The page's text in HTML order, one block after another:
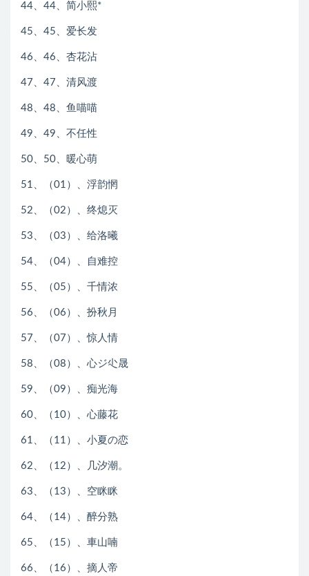
44、44、简小熙*
45、45、爱长发
46、46、杏花沾
47、47、清风渡
48、48、鱼喵喵
49、49、不任性
50、50、暖心萌
51、（01）、浮韵惘
52、（02）、终熄灭
53、（03）、给洛曦
54、（04）、自难控
55、（05）、千情浓
56、（06）、扮秋月
57、（07）、惊人情
58、（08）、心ジ尐晟
59、（09）、痴光海
60、（10）、心藤花
61、（11）、小夏の恋
62、（12）、几汐潮。
63、（13）、空眯眯
64、（14）、醉分熟
65、（15）、車山喃
66、（16）、摘人帝